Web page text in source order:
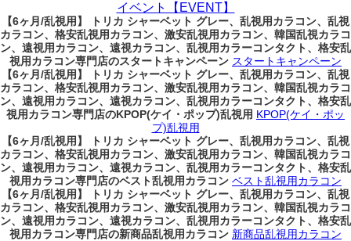
イベント【EVENT】
【6ヶ月/乱視用】 トリカ シャーベット グレー、乱視用カラコン、乱視
カラコン、格安乱視用カラコン、激安乱視用カラコン、韓国乱視カラコ
ン、遠視用カラコン、遠視カラコン、乱視用カラーコンタクト、格安乱
視用カラコン専門店のスタートキャンペーン スタートキャンペーン
【6ヶ月/乱視用】 トリカ シャーベット グレー、乱視用カラコン、乱視
カラコン、格安乱視用カラコン、激安乱視用カラコン、韓国乱視カラコ
ン、遠視用カラコン、遠視カラコン、乱視用カラーコンタクト、格安乱
視用カラコン専門店のKPOP(ケイ・ポップ)乱視用 KPOP(ケイ・ポッ
プ)乱視用
【6ヶ月/乱視用】 トリカ シャーベット グレー、乱視用カラコン、乱視
カラコン、格安乱視用カラコン、激安乱視用カラコン、韓国乱視カラコ
ン、遠視用カラコン、遠視カラコン、乱視用カラーコンタクト、格安乱
視用カラコン専門店のベスト乱視用カラコン ベスト乱視用カラコン
【6ヶ月/乱視用】 トリカ シャーベット グレー、乱視用カラコン、乱視
カラコン、格安乱視用カラコン、激安乱視用カラコン、韓国乱視カラコ
ン、遠視用カラコン、遠視カラコン、乱視用カラーコンタクト、格安乱
視用カラコン専門店の新商品乱視用カラコン 新商品乱視用カラコン